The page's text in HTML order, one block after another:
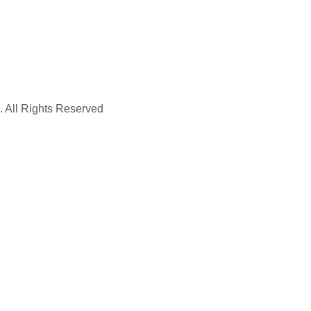
All Rights Reserved